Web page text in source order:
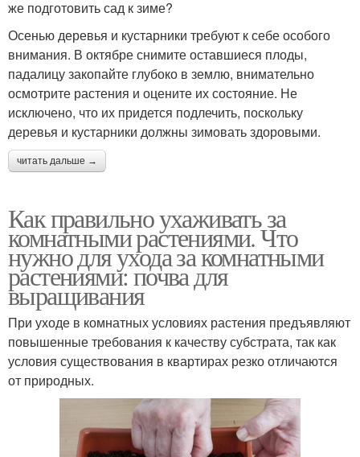
же подготовить сад к зиме?
Осенью деревья и кустарники требуют к себе особого
внимания. В октябре снимите оставшиеся плоды,
падалицу закопайте глубоко в землю, внимательно
осмотрите растения и оцените их состояние. Не
исключено, что их придется подлечить, поскольку
деревья и кустарники должны зимовать здоровыми.
читать дальше →
Как правильно ухаживать за
комнатными растениями. Что
нужно для ухода за комнатными
растениями: почва для
выращивания
При уходе в комнатных условиях растения предъявляют
повышенные требования к качеству субстрата, так как
условия существования в квартирах резко отличаются
от природных.